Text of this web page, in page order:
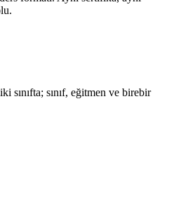
sınıfta; sınıf, eğitmen ve birebir